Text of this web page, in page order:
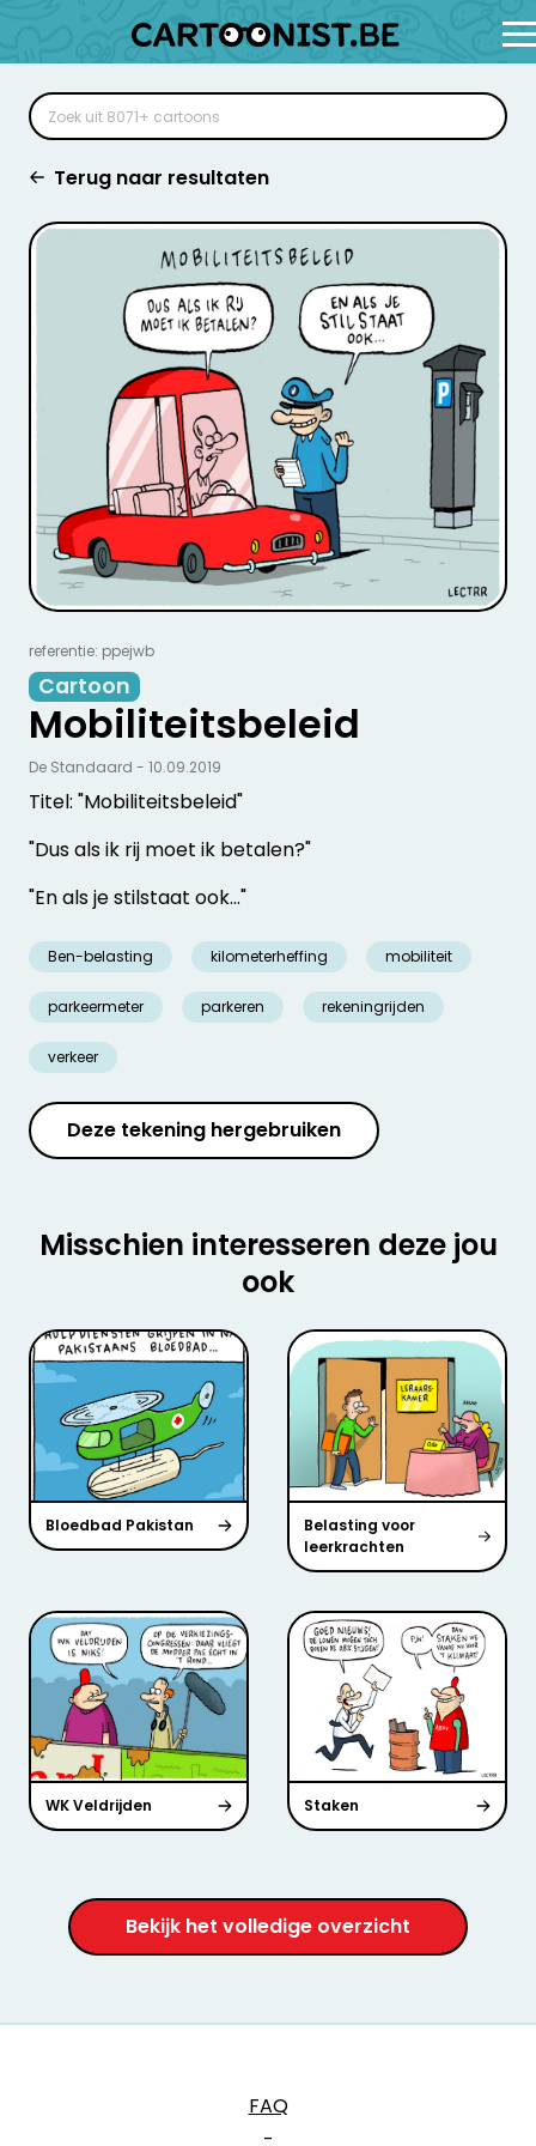
Terug naar resultaten
referentie: ppejwb
Cartoon
Mobiliteitsbeleid
Titel: "Mobiliteitsbeleid"
"Dus als ik rij moet ik betalen?"
"En als je stilstaat ook..."
Ben-belasting kilometerheffing mobiliteit
parkeermeter parkeren rekeningrijden
verkeer
De Standaard - 10.09.2019
Deze tekening hergebruiken
Misschien interesseren deze jou
ook
Bloedbad Pakistan
Belasting voor
leerkrachten
WK Veldrijden Staken
Bekijk het volledige overzicht
FAQ
-